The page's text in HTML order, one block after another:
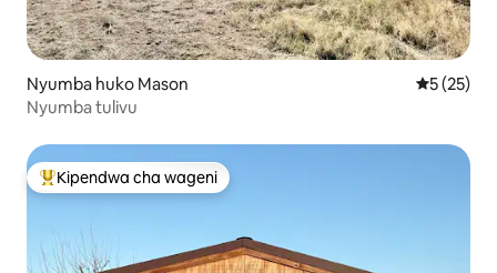
Nyumba huko Mason Ukadiriaji
5 (25)
Nyumba tulivu
Kipendwa maarufu cha wageni
Kipendwa cha wageni